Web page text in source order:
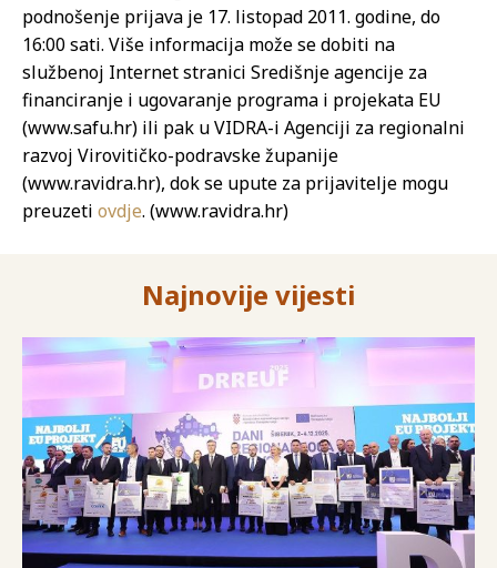
podnošenje prijava je 17. listopad 2011. godine, do
16:00 sati. Više informacija može se dobiti na
službenoj Internet stranici Središnje agencije za
financiranje i ugovaranje programa i projekata EU
(www.safu.hr) ili pak u VIDRA-i Agenciji za regionalni
razvoj Virovitičko-podravske županije
(www.ravidra.hr), dok se upute za prijavitelje mogu
preuzeti ovdje. (www.ravidra.hr)
Najnovije vijesti